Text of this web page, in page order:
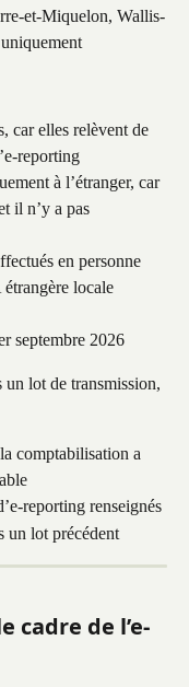
et-Miquelon, Wallis-
car elles relèvent de
reporting
à l’étranger, car
il n’y a pas
en personne
locale
septembre 2026
un lot de transmission,
comptabilisation a
reporting renseignés
un lot précédent
cadre de l’e-